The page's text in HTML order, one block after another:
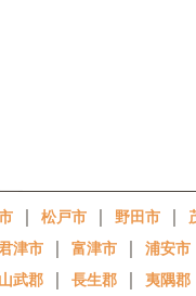
｜ 松戸市 ｜ 野田市 ｜
津市 ｜ 富津市 ｜ 浦安市
山武郡 ｜ 長生郡 ｜ 夷隅郡